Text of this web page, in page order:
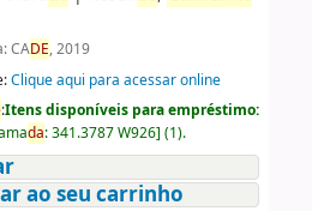
CADE, 2019
Clique aqui para acessar online
:Itens disponíveis para empréstimo:
da:341.3787 W926] (1).
ao seu carrinho